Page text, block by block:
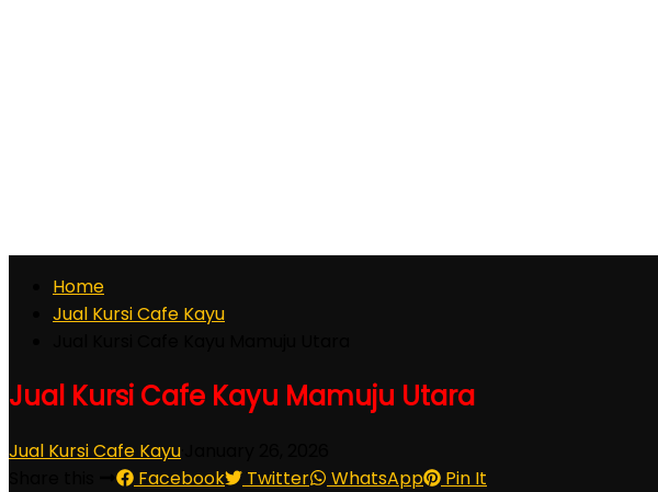
Home
Jual Kursi Cafe Kayu
Jual Kursi Cafe Kayu Mamuju Utara
Jual Kursi Cafe Kayu
Facebook Twitter WhatsApp Pin It